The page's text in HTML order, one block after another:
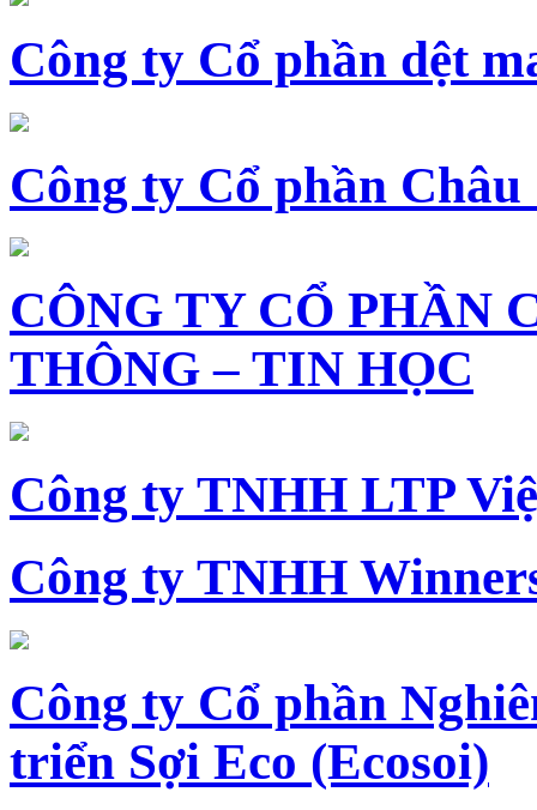
Công ty Cổ phần dệt
Công ty Cổ phần Châu
CÔNG TY CỔ PHẦN
THÔNG – TIN HỌC
Công ty TNHH LTP
Công ty TNHH
Công ty Cổ phần
triển Sợi Eco (Ecosoi)